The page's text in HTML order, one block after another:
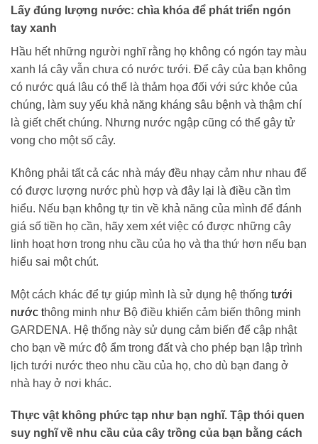
Lấy đúng lượng nước: chìa khóa để phát triển ngón
tay xanh
Hầu hết những người nghĩ rằng họ không có ngón tay màu
xanh lá cây vẫn chưa có nước tưới. Để cây của bạn không
có nước quá lâu có thể là thảm họa đối với sức khỏe của
chúng, làm suy yếu khả năng kháng sâu bệnh và thậm chí
là giết chết chúng. Nhưng nước ngập cũng có thể gây tử
vong cho một số cây.
Không phải tất cả các nhà máy đều nhạy cảm như nhau để
có được lượng nước phù hợp và đây lại là điều cần tìm
hiểu. Nếu bạn không tự tin về khả năng của mình để đánh
giá số tiền họ cần, hãy xem xét việc có được những cây
linh hoạt hơn trong nhu cầu của họ và tha thứ hơn nếu bạn
hiểu sai một chút.
Một cách khác để tự giúp mình là sử dụng hệ thống tưới
nước thông minh như Bộ điều khiển cảm biến thông minh
GARDENA. Hệ thống này sử dụng cảm biến để cập nhật
cho bạn về mức độ ẩm trong đất và cho phép bạn lập trình
lịch tưới nước theo nhu cầu của họ, cho dù bạn đang ở
nhà hay ở nơi khác.
Thực vật không phức tạp như bạn nghĩ. Tập thói quen
suy nghĩ về nhu cầu của cây trồng của bạn bằng cách